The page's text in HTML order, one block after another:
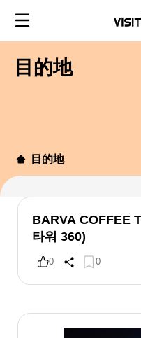
目的地
目的地
BARVA COFFEE
타워 360)
0 0